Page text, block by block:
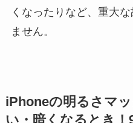
くなったりなど、重大
ません。
iPhoneの明るさマ